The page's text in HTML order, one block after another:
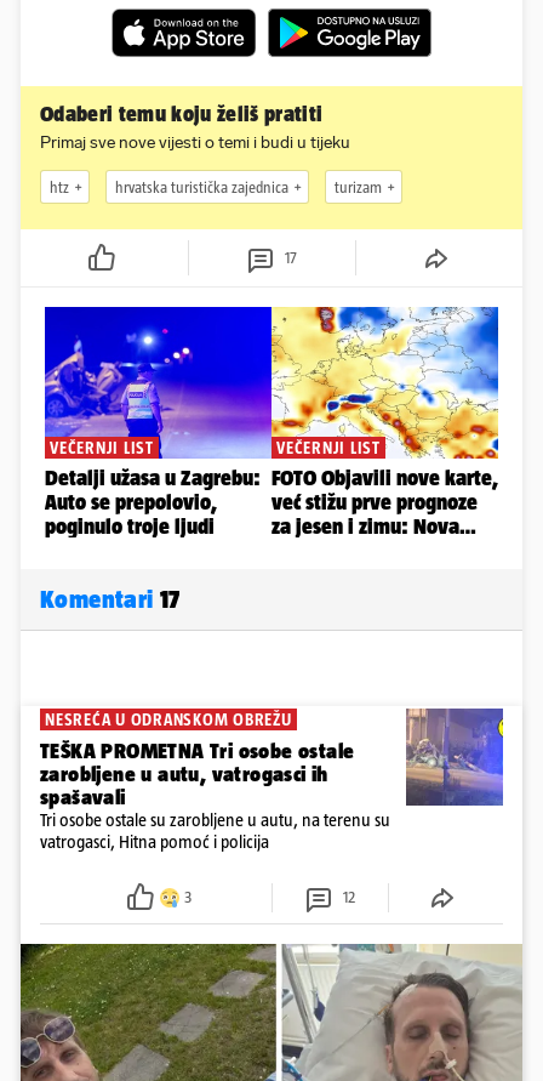
Odaberi temu koju želiš pratiti
Primaj sve nove vijesti o temi i budi u tijeku
htz hrvatska turistička zajednica turizam
17
Komentari 17
NESREĆA U ODRANSKOM OBREŽU
TEŠKA PROMETNA Tri osobe ostale
zarobljene u autu, vatrogasci ih
spašavali
Tri osobe ostale su zarobljene u autu, na terenu su
vatrogasci, Hitna pomoć i policija
3 12